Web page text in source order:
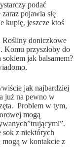
podać
zaraz pojawia się
kupię, jeszcze ktoś
Rośliny doniczkowe
Komu przyszłoby do
jak balsamem?
jak najbardziej
już na pewno w
Problem w tym,
mogą
sok z niektórych
w kontakcie z